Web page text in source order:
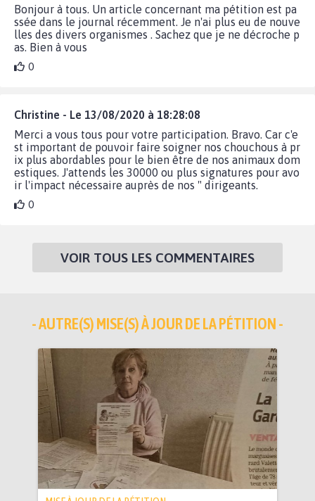
Bonjour à tous. Un article concernant ma pétition est pa
ssée dans le journal récemment. Je n'ai plus eu de nouve
lles des divers organismes . Sachez que je ne décroche p
as. Bien à vous
0
Christine - Le 13/08/2020 à 18:28:08
Merci a vous tous pour votre participation. Bravo. Car c'e
st important de pouvoir faire soigner nos chouchous à pr
ix plus abordables pour le bien être de nos animaux dom
estiques. J'attends les 30000 ou plus signatures pour avo
ir l'impact nécessaire auprès de nos " dirigeants.
0
VOIR TOUS LES COMMENTAIRES
- AUTRE(S) MISE(S) À JOUR DE LA PÉTITION -